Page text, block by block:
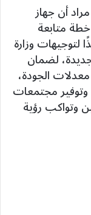
أن جهاز
متابعة
لتوجيهات وزارة
لضمان
معدلات الجودة،
مجتمعات
وتواكب رؤية